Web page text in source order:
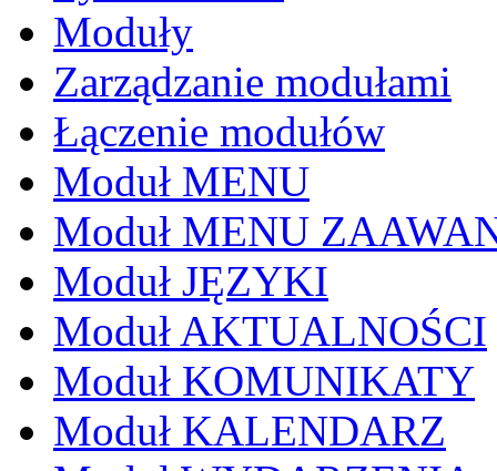
Moduły
Zarządzanie modułami
Łączenie modułów
Moduł MENU
Moduł MENU
Moduł JĘZYKI
Moduł AKTUALNOŚCI
Moduł KOMUNIKATY
Moduł KALENDARZ